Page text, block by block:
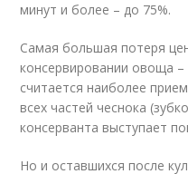
минут и более – до 75%.
Самая большая потеря
консервировании овоща
считается наиболее
всех частей чеснока
консерванта выступает
Но и оставшихся после